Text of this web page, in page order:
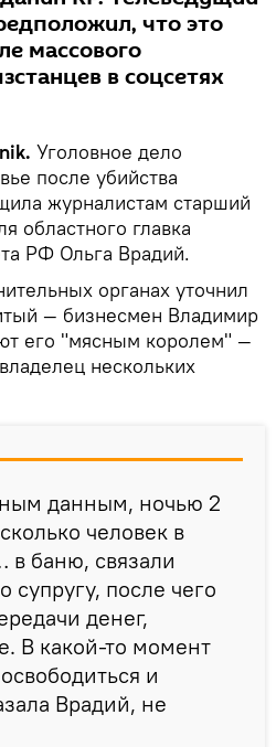
что это
массового
в соцсетях
Уголовное дело
после убийства
журналистам старший
областного главка
РФ Ольга Врадий.
органах уточнил
— бизнесмен Владимир
его "мясным королем" —
нескольких
данным, ночью 2
человек в
в баню, связали
супругу, после чего
денег,
В какой-то момент
и
Врадий, не